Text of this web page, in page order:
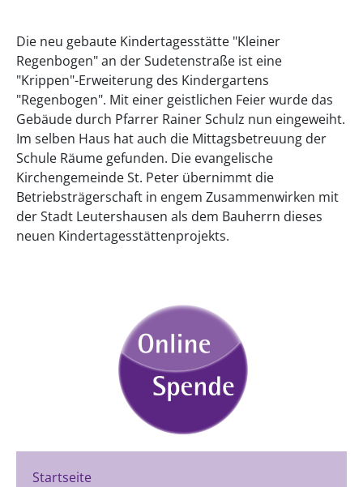
Die neu gebaute Kindertagesstätte "Kleiner
Regenbogen" an der Sudetenstraße ist eine
"Krippen"-Erweiterung des Kindergartens
"Regenbogen". Mit einer geistlichen Feier wurde das
Gebäude durch Pfarrer Rainer Schulz nun eingeweiht.
Im selben Haus hat auch die Mittagsbetreuung der
Schule Räume gefunden. Die evangelische
Kirchengemeinde St. Peter übernimmt die
Betriebsträgerschaft in engem Zusammenwirken mit
der Stadt Leutershausen als dem Bauherrn dieses
neuen Kindertagesstättenprojekts.
Startseite